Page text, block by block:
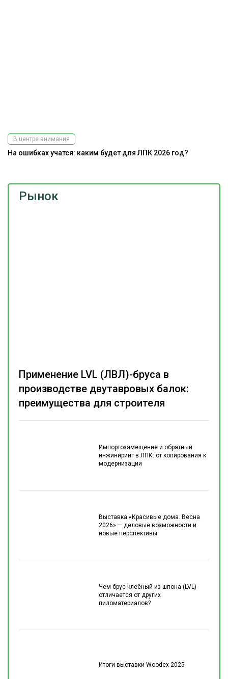
Рынок
Импортозамещение и обратный
инжиниринг в ЛПК: от копирования к
модернизации
Выставка «Красивые дома. Весна
2026» — деловые возможности и
новые перспективы
Чем брус клеёный из шпона (LVL)
отличается от других
пиломатериалов?
Итоги выставки Woodex 2025
Применение LVL (ЛВЛ)-бруса в
производстве двутавровых балок:
преимущества для строителя
В центре внимания
На ошибках учатся: каким будет для ЛПК 2026 год?